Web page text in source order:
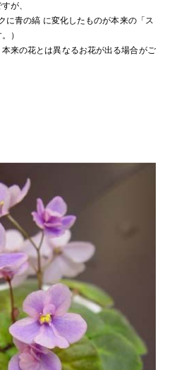
が、
に青の縞 に変化したものが本来の「ス
）
本来の花とは異なるお花が出る場合がご